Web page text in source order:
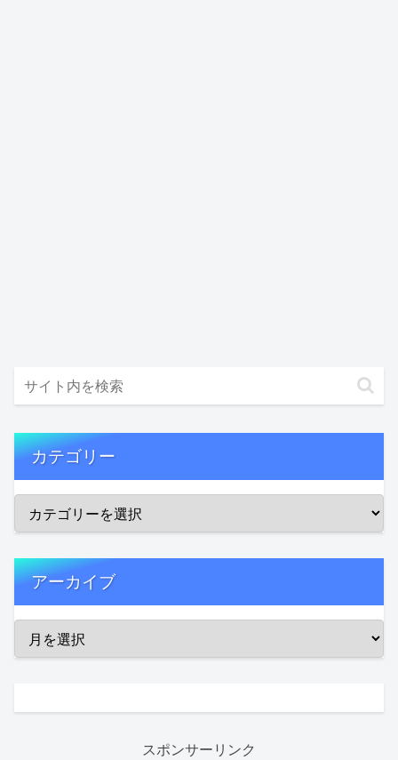
カテゴリー
アーカイブ
スポンサーリンク